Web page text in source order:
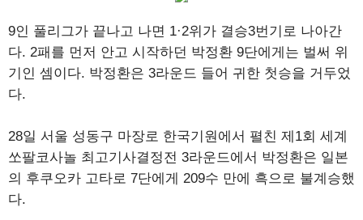
9인 풀리그가 끝나고 나면 1·2위가 결승3번기로 나아간
다. 2패를 먼저 안고 시작하던 박정환 9단에게는 벌써 위
기인 셈이다. 박정환은 3라운드 들어 귀한 첫승을 거두었
다.
28일 서울 성동구 마장로 한국기원에서 펼친 제1회 세계
쏘팔코사놀 최고기사결정전 3라운드에서 박정환은 일본
의 후쿠오카 고타로 7단에게 209수 만에 흑으로 불계승했
다.